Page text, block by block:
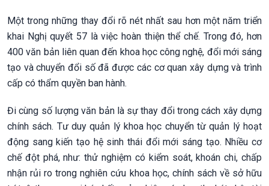
Một trong những thay đổi rõ nét nhất sau hơn một năm triển
khai Nghị quyết 57 là việc hoàn thiện thể chế. Trong đó, hơn
400 văn bản liên quan đến khoa học công nghệ, đổi mới sáng
tạo và chuyển đổi số đã được các cơ quan xây dựng và trình
cấp có thẩm quyền ban hành.
Đi cùng số lượng văn bản là sự thay đổi trong cách xây dựng
chính sách. Tư duy quản lý khoa học chuyển từ quản lý hoạt
động sang kiến tạo hệ sinh thái đổi mới sáng tạo. Nhiều cơ
chế đột phá, như: thử nghiệm có kiểm soát, khoán chi, chấp
nhận rủi ro trong nghiên cứu khoa học, chính sách về sở hữu